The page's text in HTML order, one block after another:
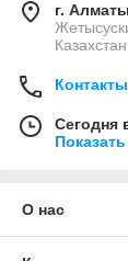
г. Алматы
Казахстан
Контакты
Сегодня
О нас